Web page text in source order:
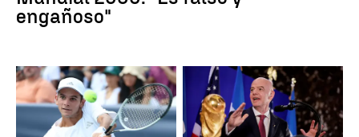
engañoso"